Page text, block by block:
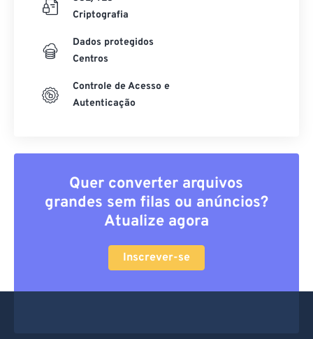
Criptografia
Dados protegidos
Centros
Controle de Acesso e
Autenticação
Quer converter arquivos
grandes sem filas ou anúncios?
Atualize agora
Inscrever-se